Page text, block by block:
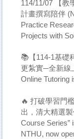
114/11/07 【
計畫撰寫陪伴
Practice
Projects with
📚【114-1基礎
更紮實─全新線
Online Tutoring
🔥 打破學習門
出，清大精選
Course
NTHU, now